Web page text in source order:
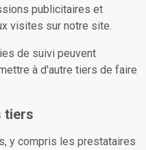
publicitaires et
visites sur notre site.
de suivi peuvent
à d'autre tiers de faire
tiers
y compris les prestataires